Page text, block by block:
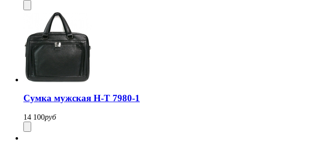
Cумка мужская H-T 7980-1
14 100руб